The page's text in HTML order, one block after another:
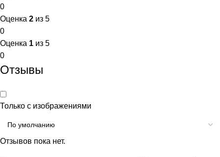
0
Оценка 2 из 5
0
Оценка 1 из 5
0
Отзывы
Только с изображениями
Отзывов пока нет.